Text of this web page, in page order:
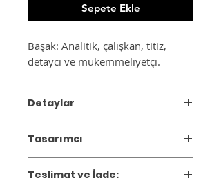
Sepete Ekle
Başak: Analitik, çalışkan, titiz,
detaycı ve mükemmeliyetçi.
Detaylar
Ebat: Çap 8 cm, yükseklik 7 cm
Tasarımcı
tarafından kurulan Asia Ceramics, zarif
Teslimat ve İade: